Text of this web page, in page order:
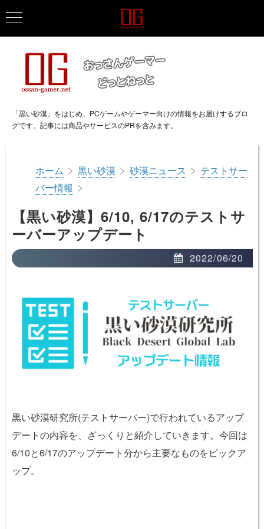
「黒い砂漠」をはじめ、PCゲームやゲーマー向けの情報をお届けするブロ
グです。記事には商品やサービスのPRを含みます。
ホーム > 黒い砂漠 > 砂漠ニュース > テストサー
バー情報 >
【黒い砂漠】6/10, 6/17のテストサ
ーバーアップデート
2022/06/20
黒い砂漠研究所(テストサーバー)で行われているアップ
デートの内容を、ざっくりと紹介していきます。今回は
6/10と6/17のアップデート分から主要なものをピックア
ップ。